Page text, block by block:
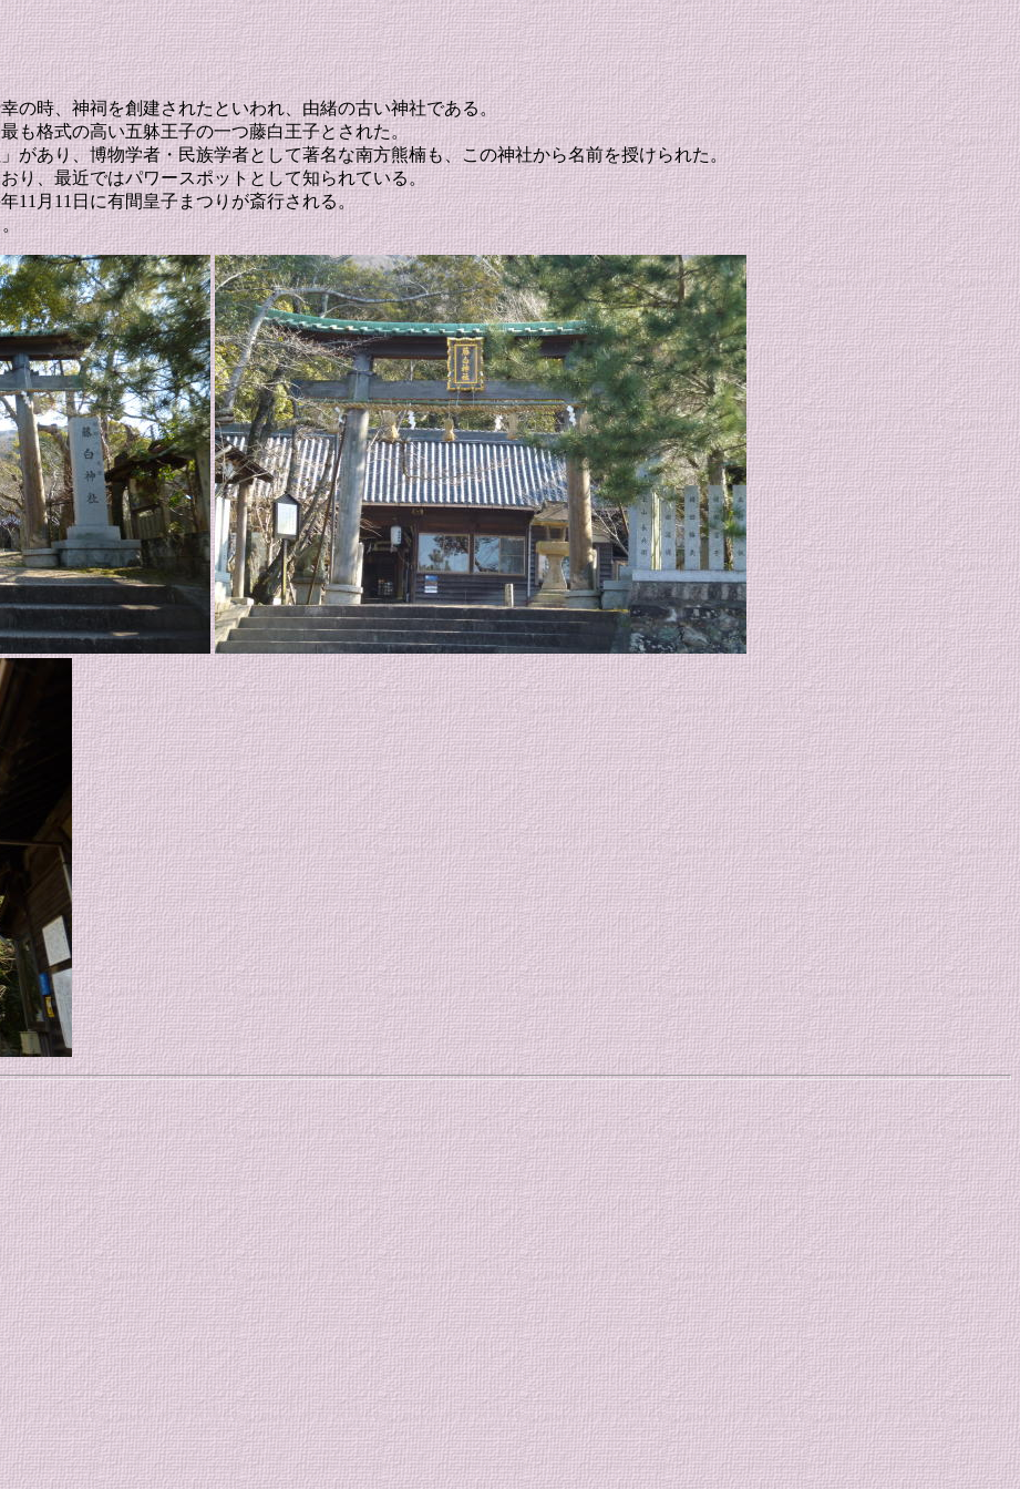
の時、神祠を創建されたといわれ、由緒の古い神社である。
も格式の高い五躰王子の一つ藤白王子とされた。
があり、博物学者・民族学者として著名な南方熊楠も、この神社から名前を授けられた。
り、最近ではパワースポットとして知られている。
11月11日に有間皇子まつりが斎行される。